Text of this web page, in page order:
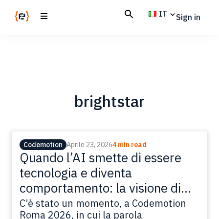
IT Sign in
brightstar
Codemotion Aprile 23, 20264 min read
Quando l’AI smette di essere
tecnologia e diventa
comportamento: la visione di
Brightstar
C’è stato un momento, a Codemotion
Roma 2026, in cui la parola